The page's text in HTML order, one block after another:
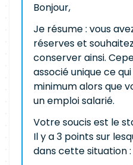
Bonjour,
Je résume : vous
réserves et
conserver ainsi.
associé unique ce
minimum alors que
un emploi salarié.
Votre soucis est le
Il y a 3 points sur
dans cette situation :